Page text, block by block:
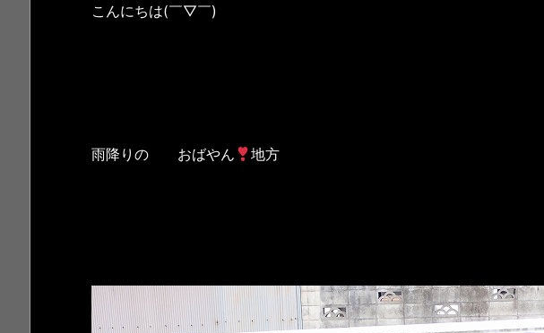
こんにちは(￣▽￣)
雨降りの おばやん 地方